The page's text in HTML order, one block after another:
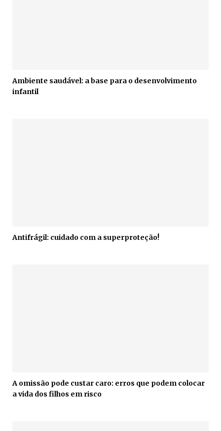
Ambiente saudável: a base para o desenvolvimento
infantil
Antifrágil: cuidado com a superproteção!
A omissão pode custar caro: erros que podem colocar
a vida dos filhos em risco